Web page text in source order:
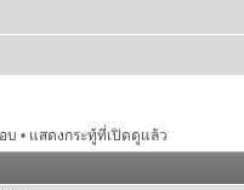
บ • แสดงกระทู้ที่เปิดดูแล้ว